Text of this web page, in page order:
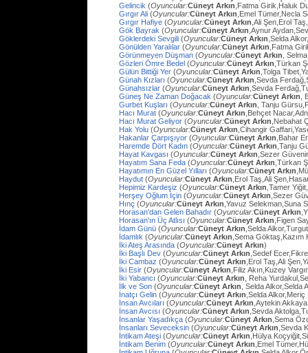
Gelincik (Oyuncular:Cüneyt Arkın ,Fatma Girik,Haluk
Gırgır Ali (Oyuncular:Cüneyt Arkın ,Emel Tümer,Necla
Gırgır Hafiye (Oyuncular:Cüneyt Arkın ,Ali Şen,Erol
Gök Bayrak (Oyuncular:Cüneyt Arkın ,Aynur
Göklerdeki Sevgili (Oyuncular:Cüneyt Arkın ,Selda
Gönülden Yaralılar (Oyuncular:Cüneyt Arkın ,Fatma
Görünmeyen Düşman (Oyuncular:Cüneyt Arkın ,
Gözleri Ömre Bedel (Oyuncular:Cüneyt Arkın ,Türkan
Gülün Bittiği Yer (Oyuncular:Cüneyt Arkın ,Tolga
Günah Kızları (Oyuncular:Cüneyt Arkın ,Sevda
Günahsızlar (Oyuncular:Cüneyt Arkın ,Sevda
Güneş Ne Zaman Doğacak (Oyuncular:Cüneyt Arkın ,
Gurbet Kuşları (Oyuncular:Cüneyt Arkın , Tanju
Hacı Murat (Oyuncular:Cüneyt Arkın ,Behçet
Hacı Murat Geliyor (Oyuncular:Cüneyt Arkın ,Nebahat
Hak Yolu (Oyuncular:Cüneyt Arkın ,Cihangir
Hakanlar Çarpışıyor (Oyuncular:Cüneyt Arkın ,Bahar
Haremde Dört Kadın (Oyuncular:Cüneyt Arkın ,Tanju
Hayat Kavgası (Oyuncular:Cüneyt Arkın ,Sezer
Hayatım Sana Feda (Oyuncular:Cüneyt Arkın ,Türkan
Hayatımın En Güzel Yılları (Oyuncular:Cüneyt Arkın
Haydut (Oyuncular:Cüneyt Arkın ,Erol Taş,Ali
Hepimiz Kardeşiz (Oyuncular:Cüneyt Arkın ,Tamer
Herşey Oğlum İçin (Oyuncular:Cüneyt Arkın ,Sezer
Hınç (Oyuncular:Cüneyt Arkın ,Yavuz Selekman,Suna
Horasan'dan Gelen Bahadır (Oyuncular:Cüneyt Arkın
Horasan'ın Üç Atlısı (Oyuncular:Cüneyt Arkın ,Figen
İdam Günü (Oyuncular:Cüneyt Arkın ,Selda
İdamlık (Oyuncular:Cüneyt Arkın ,Sema
İki Ateş Arasında (Oyuncular:Cüneyt Arkın)
İki Başlı Dev (Oyuncular:Cüneyt Arkın ,Sedef
İki Cambaz (Oyuncular:Cüneyt Arkın ,Erol Taş,Ali
İki Esir (Oyuncular:Cüneyt Arkın ,Filiz Akın,Kuzey
İki Yabancı (Oyuncular:Cüneyt Arkın , Reha
İlk ve Son (Oyuncular:Cüneyt Arkın , Selda Alkor,Selda
İnatçı Gelin (Oyuncular:Cüneyt Arkın ,Selda
İnsan Avcıları (Oyuncular:Cüneyt Arkın ,Aytekin
İnsan Avcısı (Oyuncular:Cüneyt Arkın ,Sevda
İnsanlar Yaşadıkça (Oyuncular:Cüneyt Arkın ,Sema
İnsanları Seveceksin (Oyuncular:Cüneyt Arkın ,Sevda
İntikam Ateşi (Oyuncular:Cüneyt Arkın ,Hülya
İntikam Benim (Oyuncular:Cüneyt Arkın ,Emel